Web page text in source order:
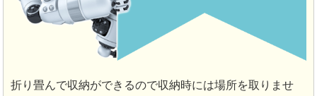
折り畳んで収納ができるので収納時には場所を取りませ